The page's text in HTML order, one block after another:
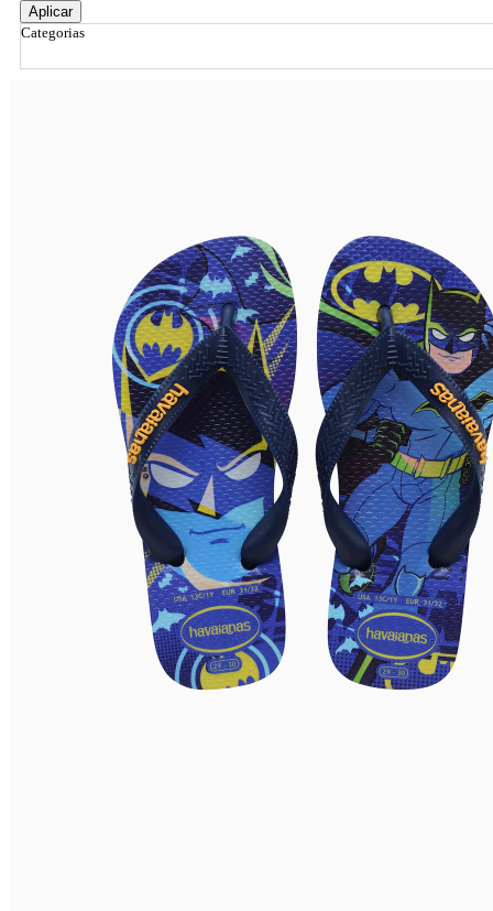
Aplicar
Categorias
Filtrar & Ordenar